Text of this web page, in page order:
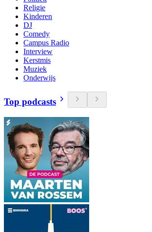
Religie
Kinderen
DJ
Comedy
Campus Radio
Interview
Kerstmis
Muziek
Onderwijs
Top podcasts